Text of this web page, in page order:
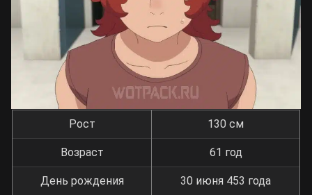
Рост 130 см
Возраст 61 год
День рождения 30 июня 453 года